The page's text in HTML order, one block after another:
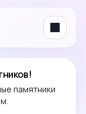
Menu
памятники